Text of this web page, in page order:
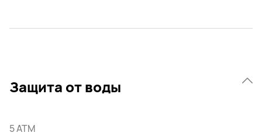
Защита от воды
5 ATM